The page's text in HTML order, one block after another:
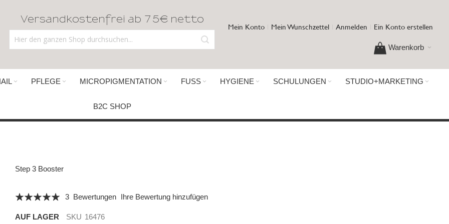
Versandkostenfrei ab 75€ netto
Mein Konto Mein Wunschzettel Anmelden Ein Konto erstellen
Warenkorb
PFLEGE MICROPIGMENTATION FUSS HYGIENE SCHULUNGEN STUDIO+MARKETING
B2C SHOP
Step 3 Booster
Bewertung:
3 Bewertungen Ihre Bewertung hinzufügen
AUF LAGER SKU 16476